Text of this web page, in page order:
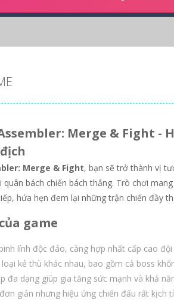
Merge & Fight
Merge & Fight, bạn sẽ trở thành vị
bách chiến bách thắng. Trò chơi
hứa hẹn đem lại những trận chiến đầy
game
lính độc đáo, càng hợp nhất cấp cao
kẻ thù khác nhau, bao gồm cả boss
đa dạng giúp gia tăng sức mạnh và khả
giản nhưng hiệu ứng chiến đấu rất kịch